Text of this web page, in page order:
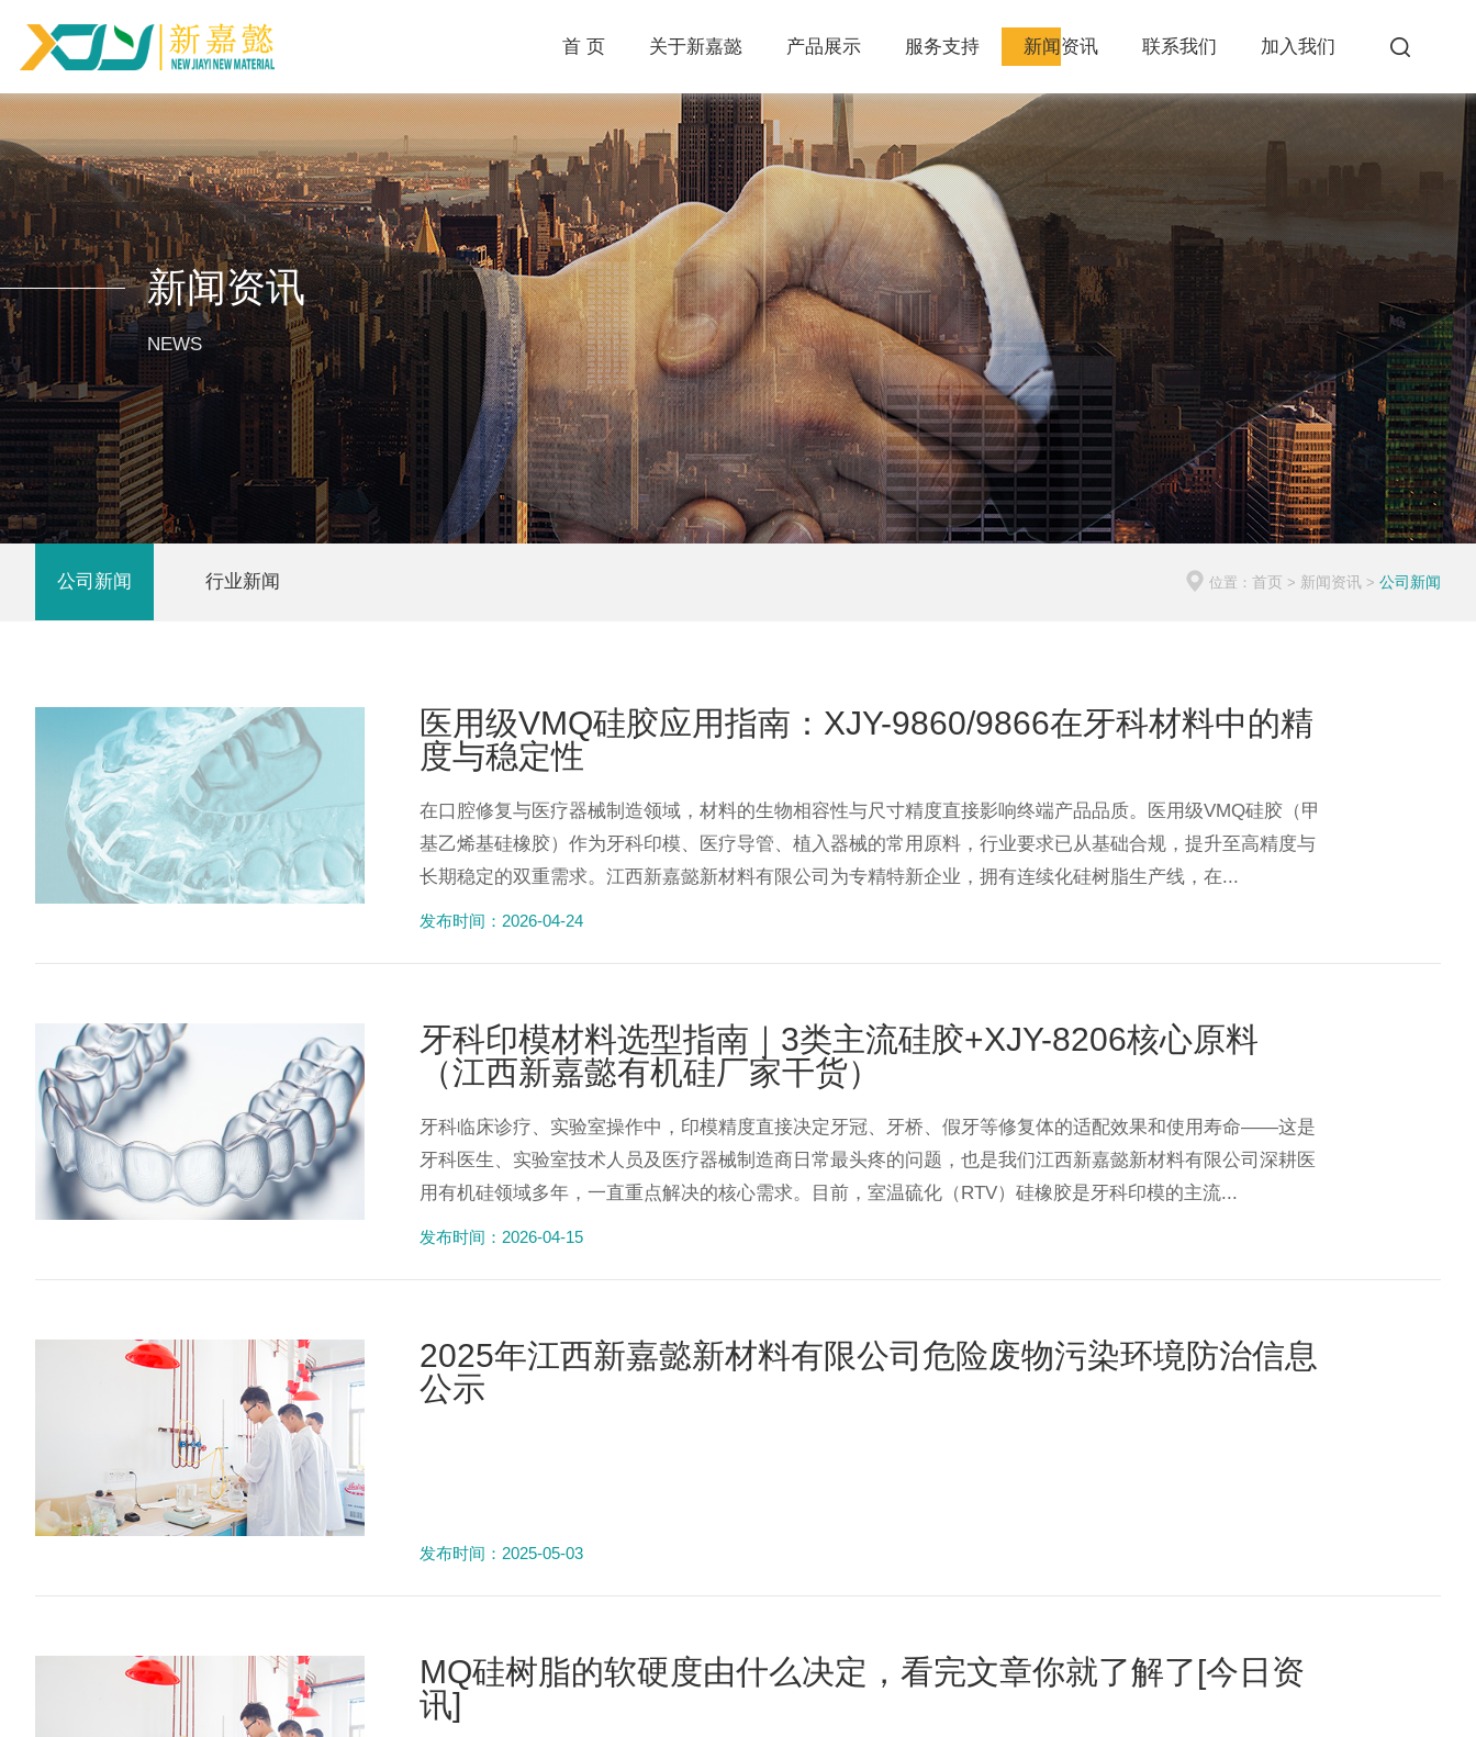
首 页 关于新嘉懿 产品展示 服务支持 新闻资讯 联系我们 加入我们
新闻资讯
NEWS
公司新闻 行业新闻 位置： 首页 > 新闻资讯 > 公司新闻
医用级VMQ硅胶应用指南：XJY-9860/9866在牙科材料中的精
度与稳定性
在口腔修复与医疗器械制造领域，材料的生物相容性与尺寸精度直接影响终端产品品质。医用级VMQ硅胶（甲
基乙烯基硅橡胶）作为牙科印模、医疗导管、植入器械的常用原料，行业要求已从基础合规，提升至高精度与
长期稳定的双重需求。江西新嘉懿新材料有限公司为专精特新企业，拥有连续化硅树脂生产线，在...
发布时间：2026-04-24
牙科印模材料选型指南｜3类主流硅胶+XJY-8206核心原料
（江西新嘉懿有机硅厂家干货）
牙科临床诊疗、实验室操作中，印模精度直接决定牙冠、牙桥、假牙等修复体的适配效果和使用寿命——这是
牙科医生、实验室技术人员及医疗器械制造商日常最头疼的问题，也是我们江西新嘉懿新材料有限公司深耕医
用有机硅领域多年，一直重点解决的核心需求。目前，室温硫化（RTV）硅橡胶是牙科印模的主流...
发布时间：2026-04-15
2025年江西新嘉懿新材料有限公司危险废物污染环境防治信息
公示
发布时间：2025-05-03
MQ硅树脂的软硬度由什么决定，看完文章你就了解了[今日资
讯]